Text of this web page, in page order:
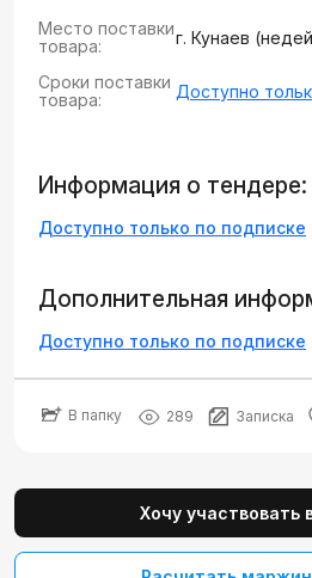
Место поставки
товара:
г. Кунаев
Сроки поставки
товара:
Доступно
Информация о тендере:
Доступно только по подписке
Дополнительная
Доступно только по подписке
В папку 289 Записка
Хочу участвовать